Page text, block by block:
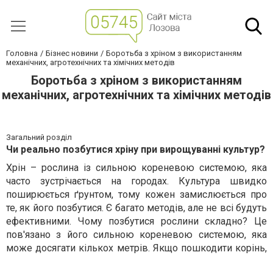
Головна Бізнес новини
Боротьба з хріном з використанням
механічних, агротехнічних та хімічних методів
Боротьба з хріном з використанням
механічних, агротехнічних та хімічних методів
Загальний розділ
Чи реально позбутися хріну при вирощуванні культур?
Хрін – рослина із сильною кореневою системою, яка
часто зустрічається на городах. Культура швидко
поширюється ґрунтом, тому кожен замислюється про
те, як його позбутися. Є багато методів, але не всі будуть
ефективними. Чому позбутися рослини складно? Це
пов'язано з його сильною кореневою системою, яка
може досягати кількох метрів. Якщо пошкодити корінь,